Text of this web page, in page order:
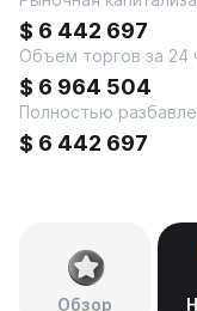
$ 6 442 697
Объем торгов за 24
$ 6 964 504
Полностью
$ 6 442 697
Обзор